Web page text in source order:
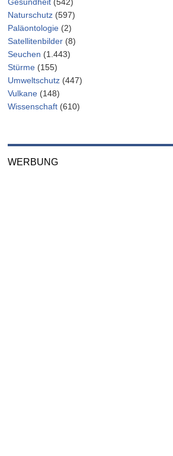
Gesundheit (542)
Naturschutz (597)
Paläontologie (2)
Satellitenbilder (8)
Seuchen (1.443)
Stürme (155)
Umweltschutz (447)
Vulkane (148)
Wissenschaft (610)
WERBUNG